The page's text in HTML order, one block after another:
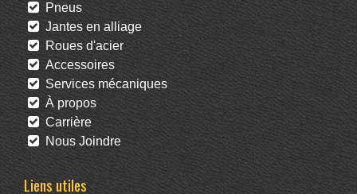
Pneus
Jantes en alliage
Roues d'acier
Accessoires
Services mécaniques
À propos
Carrière
Nous Joindre
Liens utiles